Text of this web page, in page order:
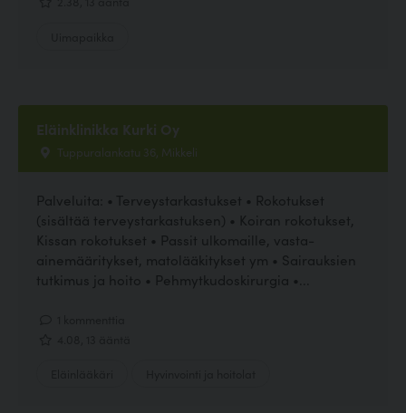
Eläinklinikka Kurki Oy
Tuppuralankatu 36, Mikkeli
Palveluita: • Terveystarkastukset • Rokotukset
(sisältää terveystarkastuksen) • Koiran rokotukset,
Kissan rokotukset • Passit ulkomaille, vasta-
ainemääritykset, matolääkitykset ym • Sairauksien
tutkimus ja hoito • Pehmytkudoskirurgia •...